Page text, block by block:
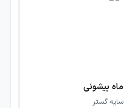
ماه پیشونی
سایه گستر